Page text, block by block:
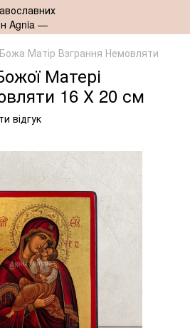
Божа Матір Взграння Немовляти
Матері
16 Х 20 см
відгук